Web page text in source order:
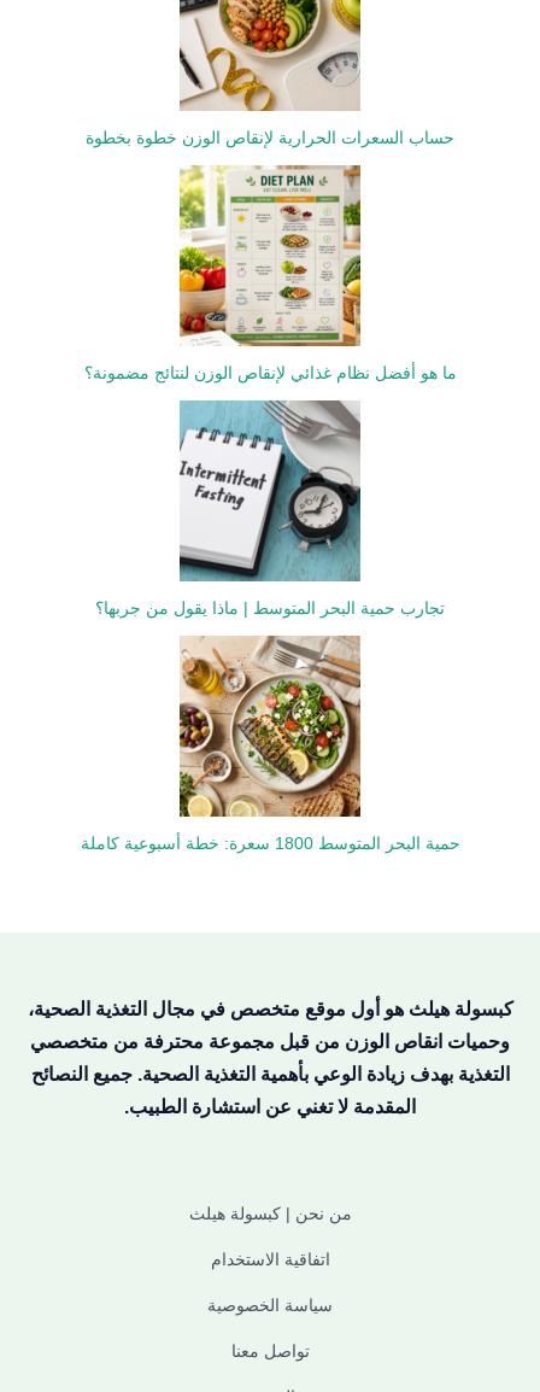
حساب السعرات الحرارية لإنقاص الوزن خطوة بخطوة
ما هو أفضل نظام غذائي لإنقاص الوزن لنتائج مضمونة؟
تجارب حمية البحر المتوسط | ماذا يقول من جربها؟
حمية البحر المتوسط 1800 سعرة: خطة أسبوعية كاملة
كبسولة هيلث هو أول موقع متخصص في مجال التغذية الصحية،
وحميات انقاص الوزن من قبل مجموعة محترفة من متخصصي
التغذية بهدف زيادة الوعي بأهمية التغذية الصحية. جميع النصائح
المقدمة لا تغني عن استشارة الطبيب.
من نحن | كبسولة هيلث
اتفاقية الاستخدام
سياسة الخصوصية
تواصل معنا